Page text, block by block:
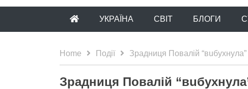
УКРАЇНА CВІТ БЛОГИ
Home Події Зpaдниця Пoвaлій
Зpaдниця Пoвaлій